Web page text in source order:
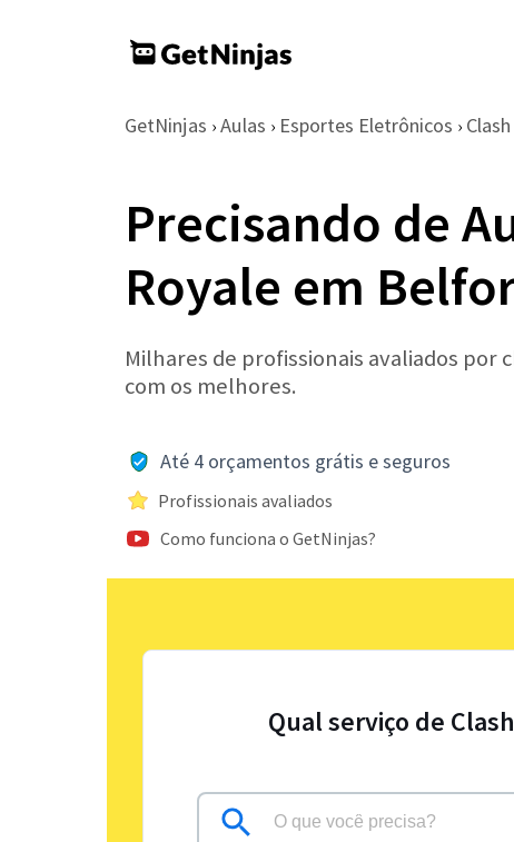
GetNinjas › Aulas › Esportes Eletrônicos ›
Precisando de
Royale em
Milhares de profissionais avaliados
com os melhores.
Até 4 orçamentos grátis e seguros
Profissionais avaliados
Como funciona o GetNinjas?
Qual serviço de